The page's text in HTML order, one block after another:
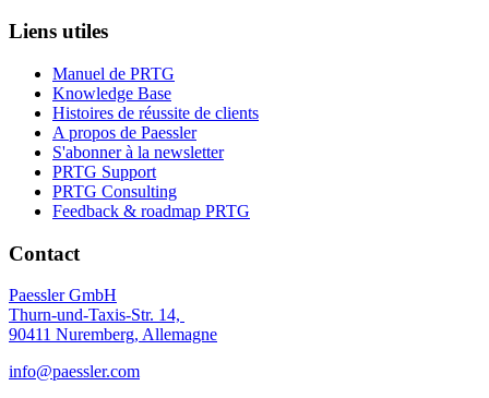
Liens utiles
Manuel de PRTG
Knowledge Base
Histoires de réussite de clients
A propos de Paessler
S'abonner à la newsletter
PRTG Support
PRTG Consulting
Feedback & roadmap PRTG
Contact
Paessler GmbH
Thurn-und-Taxis-Str. 14,
90411 Nuremberg, Allemagne
info@paessler.com